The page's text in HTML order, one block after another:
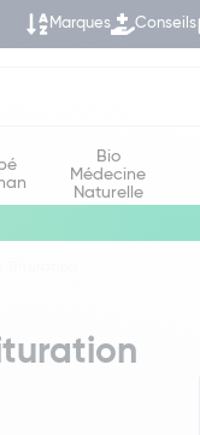
Marques Conseils
Bio
Médecine
Naturelle